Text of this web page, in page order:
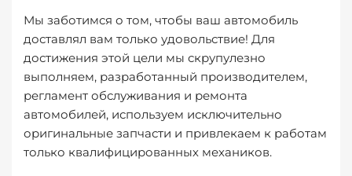
Мы заботимся о том, чтобы ваш автомобиль
доставлял вам только удовольствие! Для
достижения этой цели мы скрупулезно
выполняем, разработанный производителем,
регламент обслуживания и ремонта
автомобилей, используем исключительно
оригинальные запчасти и привлекаем к работам
только квалифицированных механиков.